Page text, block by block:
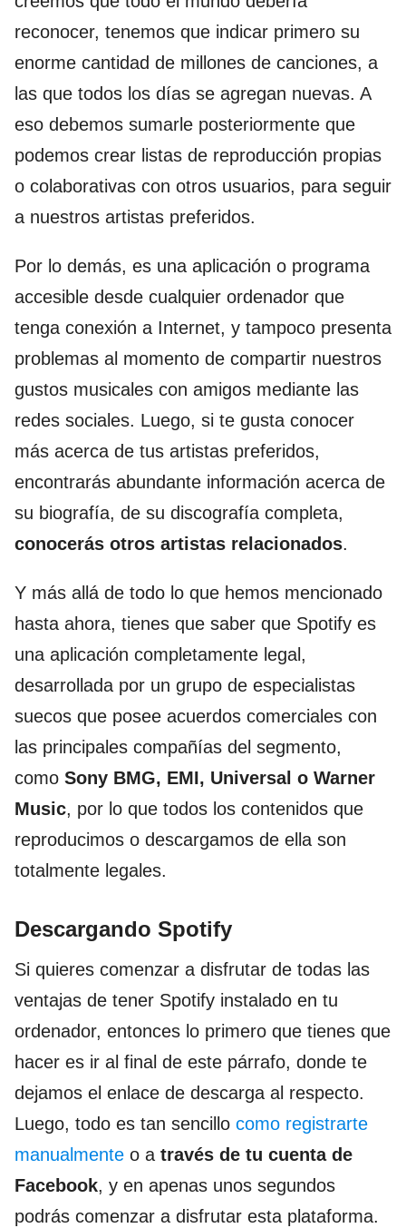
reconocer, tenemos que indicar primero su
enorme cantidad de millones de canciones, a
las que todos los días se agregan nuevas. A
eso debemos sumarle posteriormente que
podemos crear listas de reproducción propias
o colaborativas con otros usuarios, para seguir
a nuestros artistas preferidos.
Por lo demás, es una aplicación o programa
accesible desde cualquier ordenador que
tenga conexión a Internet, y tampoco presenta
problemas al momento de compartir nuestros
gustos musicales con amigos mediante las
redes sociales. Luego, si te gusta conocer
más acerca de tus artistas preferidos,
encontrarás abundante información acerca de
su biografía, de su discografía completa,
conocerás otros artistas relacionados.
Y más allá de todo lo que hemos mencionado
hasta ahora, tienes que saber que Spotify es
una aplicación completamente legal,
desarrollada por un grupo de especialistas
suecos que posee acuerdos comerciales con
las principales compañías del segmento,
como Sony BMG, EMI, Universal o Warner
Music, por lo que todos los contenidos que
reproducimos o descargamos de ella son
totalmente legales.
Descargando Spotify
Si quieres comenzar a disfrutar de todas las
ventajas de tener Spotify instalado en tu
ordenador, entonces lo primero que tienes que
hacer es ir al final de este párrafo, donde te
dejamos el enlace de descarga al respecto.
Luego, todo es tan sencillo como registrarte
manualmente o a través de tu cuenta de
Facebook, y en apenas unos segundos
podrás comenzar a disfrutar esta plataforma.